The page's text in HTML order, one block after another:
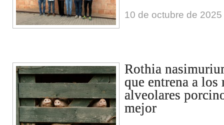
10 de octubre de 2025
Rothia
que entrena a los
alveolares
mejor